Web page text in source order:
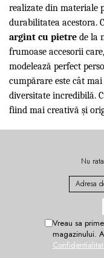
realizate din materiale
durabilitatea acestora.
argint cu pietre de la
frumoase accesorii
modelează perfect
cumpărare este cât
diversitate incredibilă.
fiind mai creativă și
Nu
Vreau sa
magazinului.